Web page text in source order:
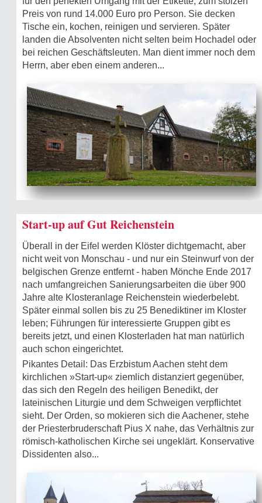
Preis von rund 14.000 Euro pro Person. Sie decken
Tische ein, kochen, reinigen und servieren. Später
landen die Absolventen nicht selten beim Hochadel oder
bei reichen Geschäftsleuten. Man dient immer noch dem
Herrn, aber eben einem anderen...
Start-up auf Gut Reichenstein
Überall in der Eifel werden Klöster dichtgemacht, aber
nicht weit von Monschau - und nur ein Steinwurf von der
belgischen Grenze entfernt - haben Mönche Ende 2017
nach umfangreichen Sanierungsarbeiten die über 900
Jahre alte Klosteranlage Reichenstein wiederbelebt.
Später einmal sollen bis zu 25 Benediktiner im Kloster
leben; Führungen für interessierte Gruppen gibt es
bereits jetzt, und einen Klosterladen hat man natürlich
auch schon eingerichtet.
Pikantes Detail: Das Erzbistum Aachen steht dem
kirchlichen »Start-up« ziemlich distanziert gegenüber,
das sich den Regeln des heiligen Benedikt, der
lateinischen Liturgie und dem Schweigen verpflichtet
sieht. Der Orden, so mokieren sich die Aachener, stehe
der Priesterbruderschaft Pius X nahe, das Verhältnis zur
römisch-katholischen Kirche sei ungeklärt. Konservative
Dissidenten also...